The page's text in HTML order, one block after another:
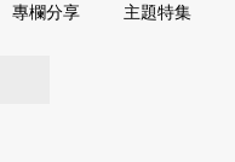
專欄分享 主題特集